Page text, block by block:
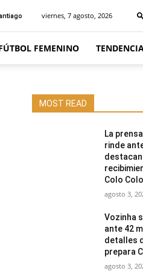
viernes, 7 agosto, 2026
FEMENINO
MOST READ
La
rinde
Colo Colo
agosto 3,
Vozinha
ante 42
detalles
prepara
agosto 3,